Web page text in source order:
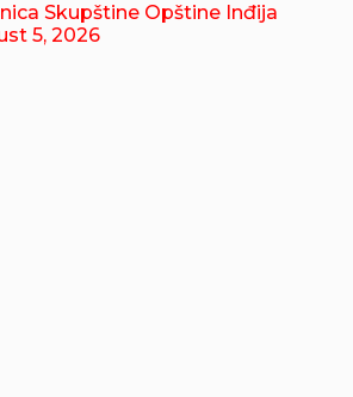
Skupštine Opštine Inđija
5, 2026